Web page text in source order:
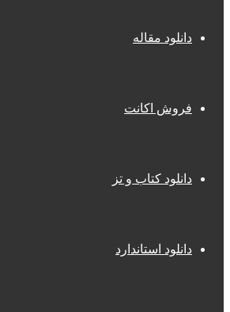
دانلود مقاله
فروش اکانت
دانلود کتاب و تز
دانلود استاندارد